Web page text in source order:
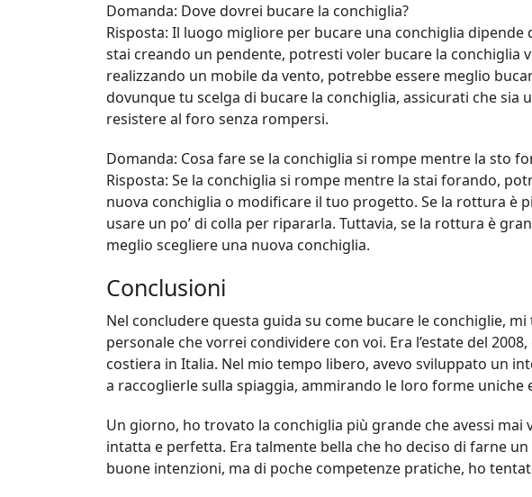
Domanda: Dove dovrei bucare la conchiglia?
Risposta: Il luogo migliore per bucare una conchiglia dipende
stai creando un pendente, potresti voler bucare la conchiglia
realizzando un mobile da vento, potrebbe essere meglio
dovunque tu scelga di bucare la conchiglia, assicurati che sia
resistere al foro senza rompersi.
Domanda: Cosa fare se la conchiglia si rompe mentre la sto
Risposta: Se la conchiglia si rompe mentre la stai forando,
nuova conchiglia o modificare il tuo progetto. Se la rottura è
usare un po’ di colla per ripararla. Tuttavia, se la rottura è
meglio scegliere una nuova conchiglia.
Conclusioni
Nel concludere questa guida su come bucare le conchiglie,
personale che vorrei condividere con voi. Era l’estate del
costiera in Italia. Nel mio tempo libero, avevo sviluppato un
a raccoglierle sulla spiaggia, ammirando le loro forme uniche
Un giorno, ho trovato la conchiglia più grande che avessi mai
intatta e perfetta. Era talmente bella che ho deciso di farne
buone intenzioni, ma di poche competenze pratiche, ho